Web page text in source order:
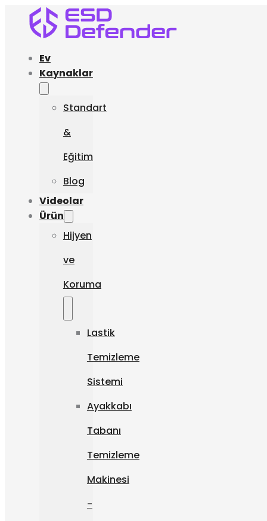
Ev
Kaynaklar
Standart
&
Eğitim
Blog
Videolar
Ürün
Hijyen
ve
Koruma
Lastik
Temizleme
Sistemi
Ayakkabı
Tabanı
Temizleme
Makinesi
-